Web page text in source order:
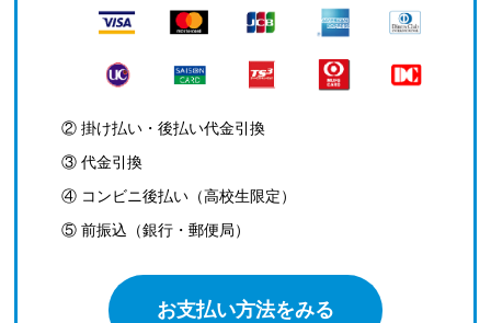
② 掛け払い・後払い代金引換
③ 代金引換
④ コンビニ後払い（高校生限定）
⑤ 前振込（銀行・郵便局）
お支払い方法をみる